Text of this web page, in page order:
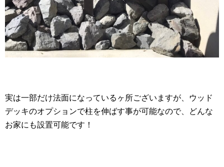
実は一部だけ法面になっているヶ所ございますが、ウッド
デッキのオプションで柱を伸ばす事が可能なので、どんな
お家にも設置可能です！